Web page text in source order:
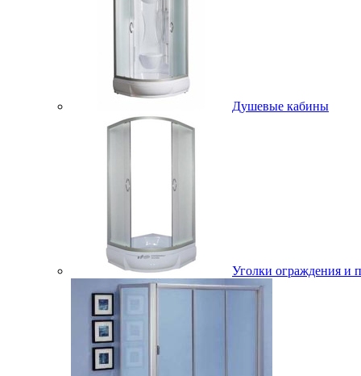
Душевые кабины
Уголки ограждения и